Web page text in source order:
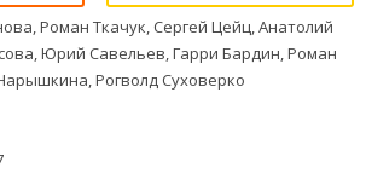
Роман Ткачук, Сергей Цейц, Анатолий
Юрий Савельев, Гарри Бардин, Роман
Рогволд Суховерко